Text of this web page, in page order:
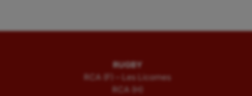
RUGBY
RCA (F) – Les Licornes
RCA (H)